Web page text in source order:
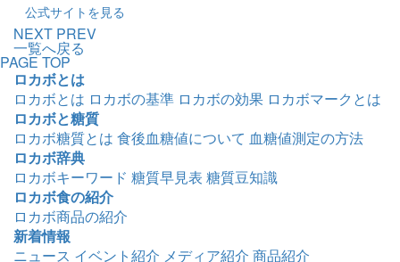
公式サイトを見る
NEXT PREV
一覧へ戻る
PAGE TOP
ロカボとは
ロカボとは ロカボの基準 ロカボの効果 ロカボマークとは
ロカボと糖質
ロカボ糖質とは 食後血糖値について 血糖値測定の方法
ロカボ辞典
ロカボキーワード 糖質早見表 糖質豆知識
ロカボ食の紹介
ロカボ商品の紹介
新着情報
ニュース イベント紹介 メディア紹介 商品紹介